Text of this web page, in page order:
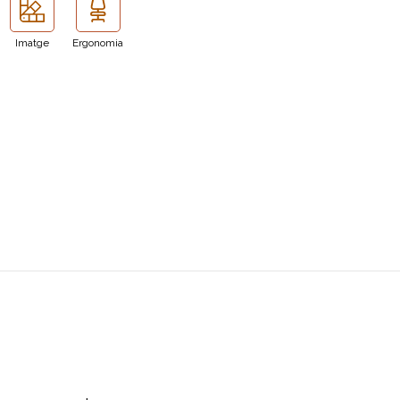
Imatge Ergonomia